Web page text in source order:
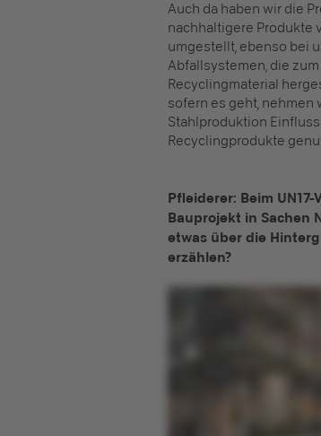
Auch da haben wir die
nachhaltigere Produkte
umgestellt, ebenso bei
Abfallsystemen, die zum
Recyclingmaterial
sofern es geht, nehmen
Stahlproduktion Einfluss
Recyclingprodukte
Pfleiderer: Beim
Bauprojekt in Sachen
etwas über die
erzählen?